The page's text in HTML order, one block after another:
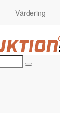
Värdering